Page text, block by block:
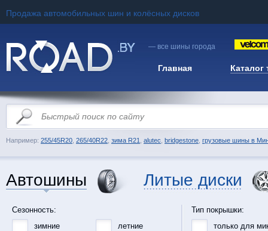
Продажа автомобильных шин и колёсных дисков
— все шины города
Главная Каталог
Например: 255/45R20 265/40R22 зима R21 alutec bridgestone грузовые шины в
Автошины Литые диски
Сезонность:
зимние
летние
Тип покрышки:
только для